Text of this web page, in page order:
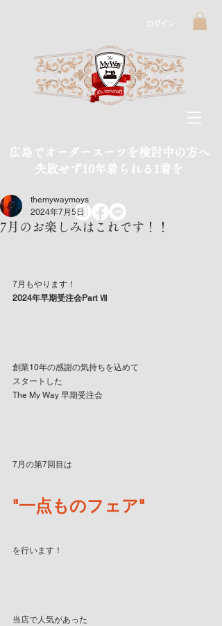
ログイン
広島でオーダースーツを検討中の方へ
​失敗せず10年着られる1着を
7月のお楽しみはこれです！！
themywaymoys
2024年7月5日
7月もやります！
2024年早期受注会Part Ⅶ
創業10年の感謝の気持ちを込めて
スタートした
The My Way 早期受注会
7月の第7回目は
"一点ものフェア"
を行います！
当店で人気があった